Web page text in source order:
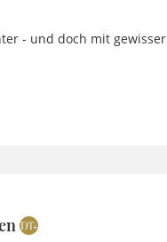
- und doch mit gewisser